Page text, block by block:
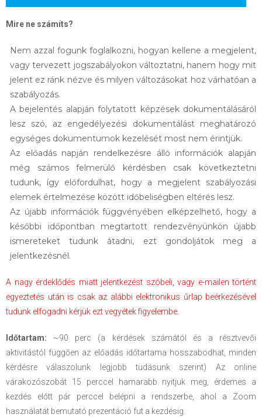
Mire ne számíts?
Nem azzal fogunk foglalkozni, hogyan kellene a megjelent,
vagy tervezett jogszabályokon változtatni, hanem hogy mit
jelent ez ránk nézve és milyen változásokat hoz várhatóan a
szabályozás.
A bejelentés alapján folytatott képzések dokumentálásáról
lesz szó, az engedélyezési dokumentálást meghatározó
egységes dokumentumok kezelését most nem érintjük.
Az előadás napján rendelkezésre álló információk alapján
még számos felmerülő kérdésben csak következtetni
tudunk, így előfordulhat, hogy a megjelent szabályozási
elemek értelmezése között időbeliségben eltérés lesz.
Az újabb információk függvényében elképzelhető, hogy a
későbbi időpontban megtartott rendezvényünkön újabb
ismereteket tudunk átadni, ezt gondoljátok meg a
jelentkezésnél.
A nagy érdeklődés miatt jelentkezést szóbeli, vagy e-mailen történt
egyeztetés után is csak az alábbi elektronikus űrlap beérkezésével
tudunk elfogadni kérjük ezt vegyétek figyelembe.
Időtartam: ~90 perc (a kérdések számától és a résztvevői
aktivitástól függően az előadás időtartama hosszabodhat, minden
kérdésre válaszolunk legjobb tudásunk szerint) Az online
várakozószobát 15 perccel hamarabb nyitjuk meg, érdemes a
kezdés előtt pár perccel belépni a rendszerbe, ahol a Zoom
használatát bemutató prezentáció fut a kezdésig.